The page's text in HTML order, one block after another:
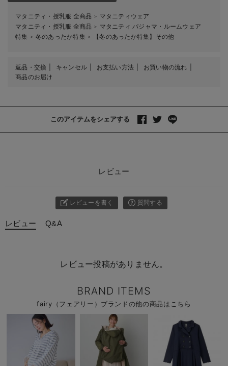
マタニティ・授乳服 全商品 ＞
マタニティウェア
マタニティ・授乳服 全商品 ＞
マタニティ パジャマ・ルームウェア
特集
＞ 冬のあったか特集 ＞ 【冬のあったか特集】その他
返品・交換 キャンセル お支払い方法
お買い物の流れ
商品のお届け
このアイテムをシェアする
レビュー
レビューを書く 質問する
レビュー Q&A
レビュー投稿がありません。
BRAND ITEMS
fairy（フェアリー）ブランドの他の商品はこちら